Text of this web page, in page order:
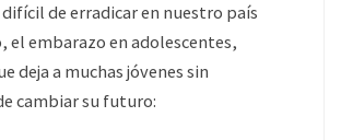
de erradicar en nuestro país
el embarazo en adolescentes,
deja a muchas jóvenes sin
cambiar su futuro: